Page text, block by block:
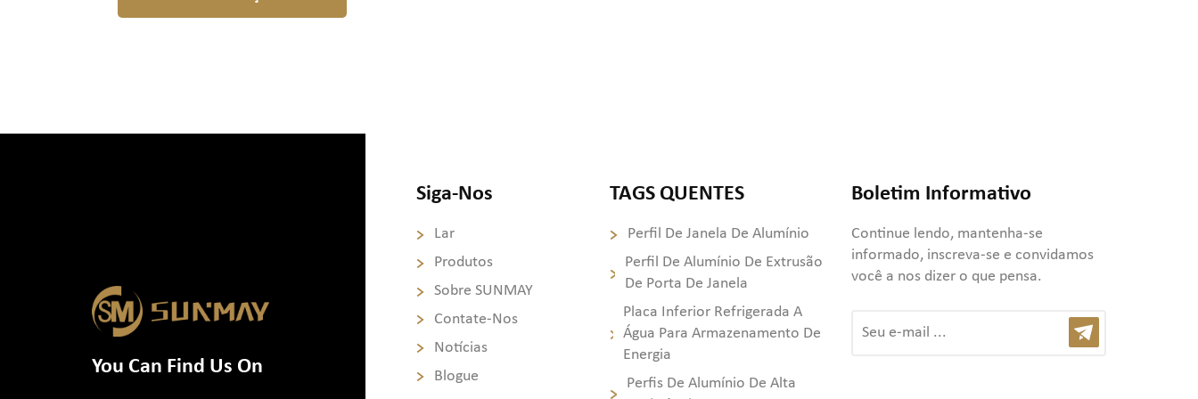
You Can Find Us On
Siga-Nos
Lar
Produtos
Sobre SUNMAY
Contate-Nos
Notícias
Blogue
TAGS QUENTES
Perfil De Janela De Alumínio
Perfil De Alumínio De Extrusão
De Porta De Janela
Placa Inferior Refrigerada A
Água Para Armazenamento De
Energia
Perfis De Alumínio De Alta
Boletim Informativo
Continue lendo, mantenha-se
informado, inscreva-se e convidamos
você a nos dizer o que pensa.